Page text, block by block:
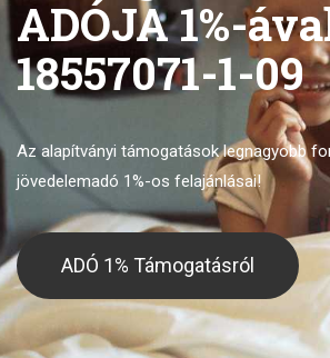
ADÓJA 1%-
18557071-1-09
Az alapítványi támogatások legnagyobb
jövedelemadó 1%-os felajánlásai!
ADÓ 1% Támogatásról